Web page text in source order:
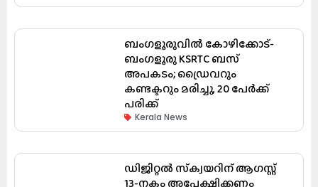
ബംഗളൂരുവിൽ കോഴിക്കോട്-
ബംഗളൂരു KSRTC ബസ്
അപകടം; ഡ്രൈവറും
കണ്ടക്ടറും മരിച്ചു, 20 പേർക്ക്
പരിക്ക്
Kerala News
ഡിജിറ്റൽ സ്‌ക്വയറിന് ആഗസ്റ്റ്
13-നകം അപേക്ഷിക്കണം